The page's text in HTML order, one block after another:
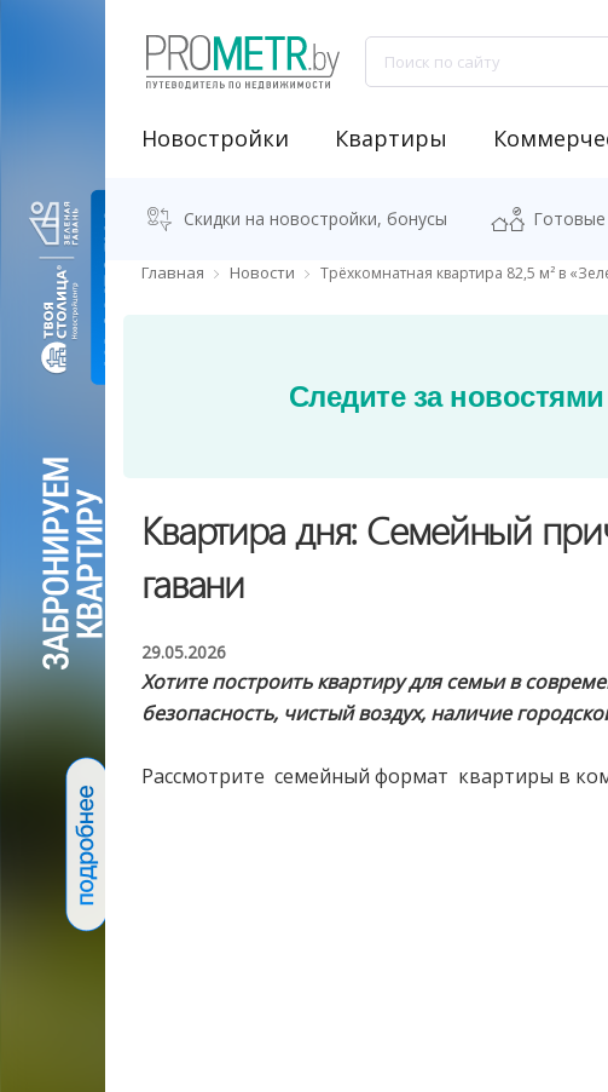
Новостройки Квартиры
Скидки на новостройки, бонусы
Главная Новости Трёхкомнатная квартира 82,5 м² в
Следите за новостями
Квартира дня: Семейный
гавани
29.05.2026
Хотите построить квартиру для семьи в
безопасность, чистый воздух, наличие
Рассмотрите семейный формат квартиры в